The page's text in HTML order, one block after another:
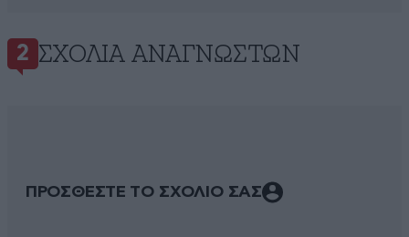
2 ΣΧΌΛΙΑ ΑΝΑΓΝΩΣΤΏΝ
ΠΡΟΣΘΕΣΤΕ ΤΟ ΣΧΟΛΙΟ ΣΑΣ